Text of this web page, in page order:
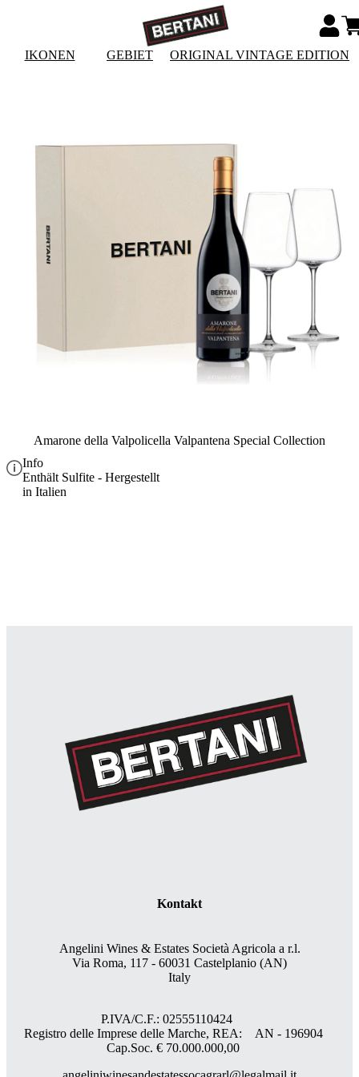
IKONEN GEBIET ORIGINAL VINTAGE EDITION
Amarone della Valpolicella Valpantena Special Collection
Info
Enthält Sulfite - Hergestellt
in Italien
Kontakt
Angelini Wines & Estates Società Agricola a r.l.
Via Roma, 117 - 60031 Castelplanio (AN)
Italy
P.IVA/C.F.: 02555110424
Registro delle Imprese delle Marche, REA: AN - 196904
Cap.Soc. € 70.000.000,00